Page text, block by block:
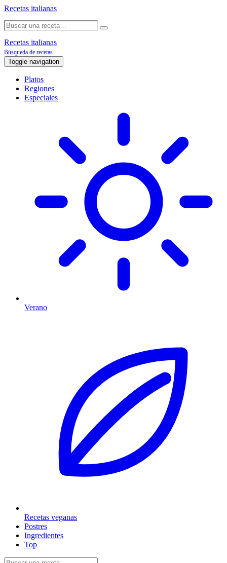
Recetas italianas
Recetas italianas
Búsqueda de recetas
Toggle navigation
Platos
Regiones
Especiales
Verano
Recetas veganas
Postres
Ingredientes
Top